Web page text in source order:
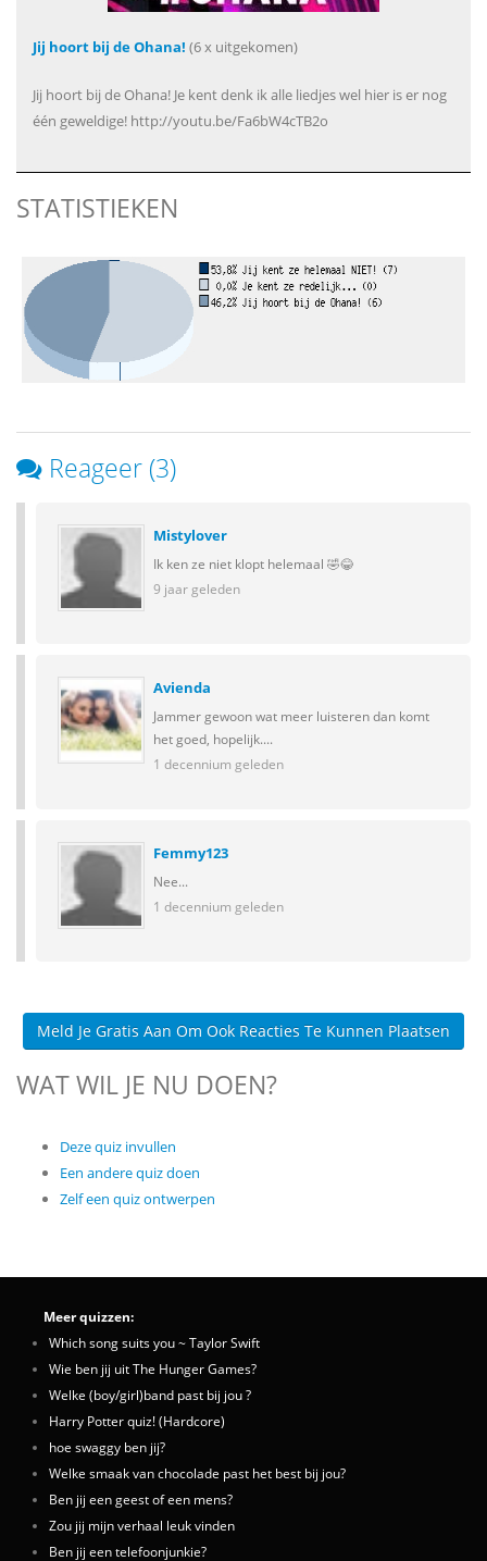
Jij hoort bij de Ohana! (6 x uitgekomen)
Jij hoort bij de Ohana! Je kent denk ik alle liedjes wel hier is er nog
één geweldige! http://youtu.be/Fa6bW4cTB2o
STATISTIEKEN
Reageer (3)
Mistylover
Ik ken ze niet klopt helemaal 🤣😂
9 jaar geleden
Avienda
Jammer gewoon wat meer luisteren dan komt
het goed, hopelijk....
1 decennium geleden
Femmy123
Nee...
1 decennium geleden
Meld Je Gratis Aan Om Ook Reacties Te Kunnen Plaatsen
WAT WIL JE NU DOEN?
Deze quiz invullen
Een andere quiz doen
Zelf een quiz ontwerpen
Meer quizzen:
Which song suits you ~ Taylor Swift
Wie ben jij uit The Hunger Games?
Welke (boy/girl)band past bij jou ?
Harry Potter quiz! (Hardcore)
hoe swaggy ben jij?
Welke smaak van chocolade past het best bij jou?
Ben jij een geest of een mens?
Zou jij mijn verhaal leuk vinden
Ben jij een telefoonjunkie?